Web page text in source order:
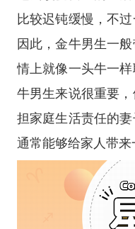
比较迟钝缓慢，不
因此，金牛男生一
情上就像一头牛一
牛男生来说很重要
担家庭生活责任的
通常能够给家人带来